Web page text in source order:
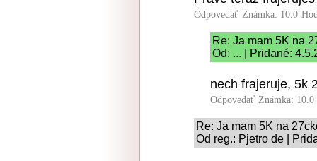
Odpovedať Známka: 10.0
Re: Ja mam 5K na
Od: ... | Pridané:
nech frajeruje, 5k
Odpovedať Známka: 10.0
Re: Ja mam 5K na
Od reg.: Pjetro de |